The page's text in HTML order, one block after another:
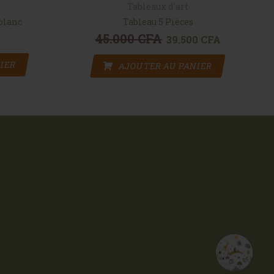
Tableau 5 Pièces
45.000CFA Le prix initial était : 45.000
39.500 CFA
AJOUTER AU PANIER